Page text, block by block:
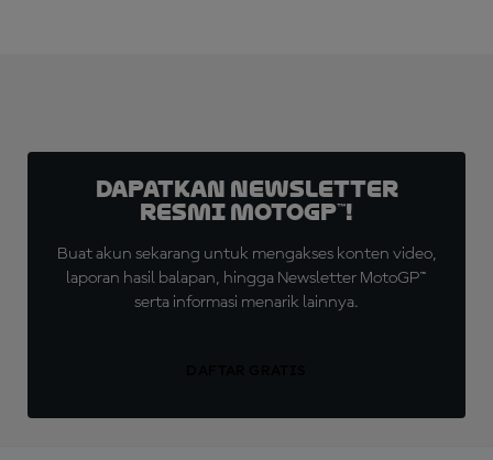
Dapatkan Newsletter
Resmi MotoGP™!
Buat akun sekarang untuk mengakses konten video,
laporan hasil balapan, hingga Newsletter MotoGP™
serta informasi menarik lainnya.